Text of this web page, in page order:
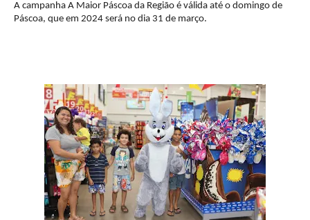
A campanha A Maior Páscoa da Região é válida até o domingo de
Páscoa, que em 2024 será no dia 31 de março.